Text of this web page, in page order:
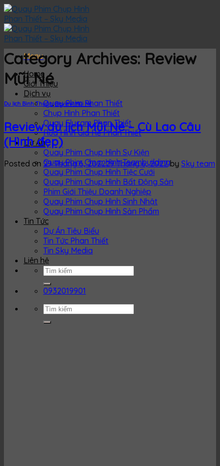
Skip
to
content
Menu
Home
Giới Thiệu
Dịch vụ
Quay Phim Phan Thiết
Chụp Hình Phan Thiết
Quay Flycam Phan Thiết
Rửa Hình Giá Rẻ Phan Thiết
Dự Án
Quay Phim Chụp Hình Sự Kiện
Quay Phim Chụp Hình Teambuilding
Quay Phim Chụp Hình Tiệc Cưới
Quay Phim Chụp Hình Bất Động Sản
Phim Giới Thiệu Doanh Nghiệp
Quay Phim Chụp Hình Sinh Nhật
Quay Phim Chụp Hình Sản Phẩm
Tin Tức
Dự Án Tiêu Biểu
Tin Tức Phan Thiết
Tin Sky Media
Liên hệ
0932019901
Category Archives: Review
Mũi Né
Du lịch Bình Thuận,Review Mũi Né
Review du lịch Mũi Né – Cù Lao Câu
(Hình đẹp)
Posted on 29 Tháng 6, 202229 Tháng 6, 2022by Sky team